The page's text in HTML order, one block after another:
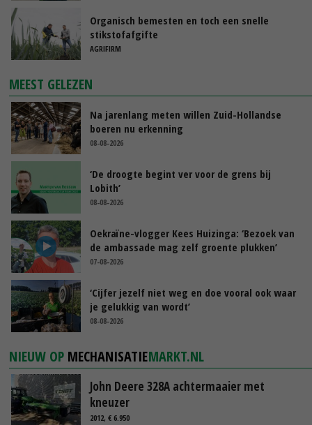
Organisch bemesten en toch een snelle
stikstofafgifte
AGRIFIRM
MEEST GELEZEN
Na jarenlang meten willen Zuid-Hollandse
boeren nu erkenning
08-08-2026
‘De droogte begint ver voor de grens bij
Lobith’
08-08-2026
Oekraïne-vlogger Kees Huizinga: ‘Bezoek van
de ambassade mag zelf groente plukken’
07-08-2026
‘Cijfer jezelf niet weg en doe vooral ook waar
je gelukkig van wordt’
08-08-2026
NIEUW OP MECHANISATIEMARKT.NL
John Deere 328A achtermaaier met
kneuzer
2012, € 6.950